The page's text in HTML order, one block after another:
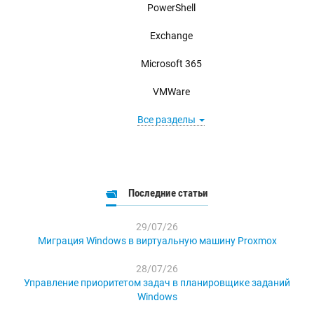
PowerShell
Exchange
Microsoft 365
VMWare
Все разделы
Последние статьи
29/07/26
Миграция Windows в виртуальную машину Proxmox
28/07/26
Управление приоритетом задач в планировщике заданий
Windows